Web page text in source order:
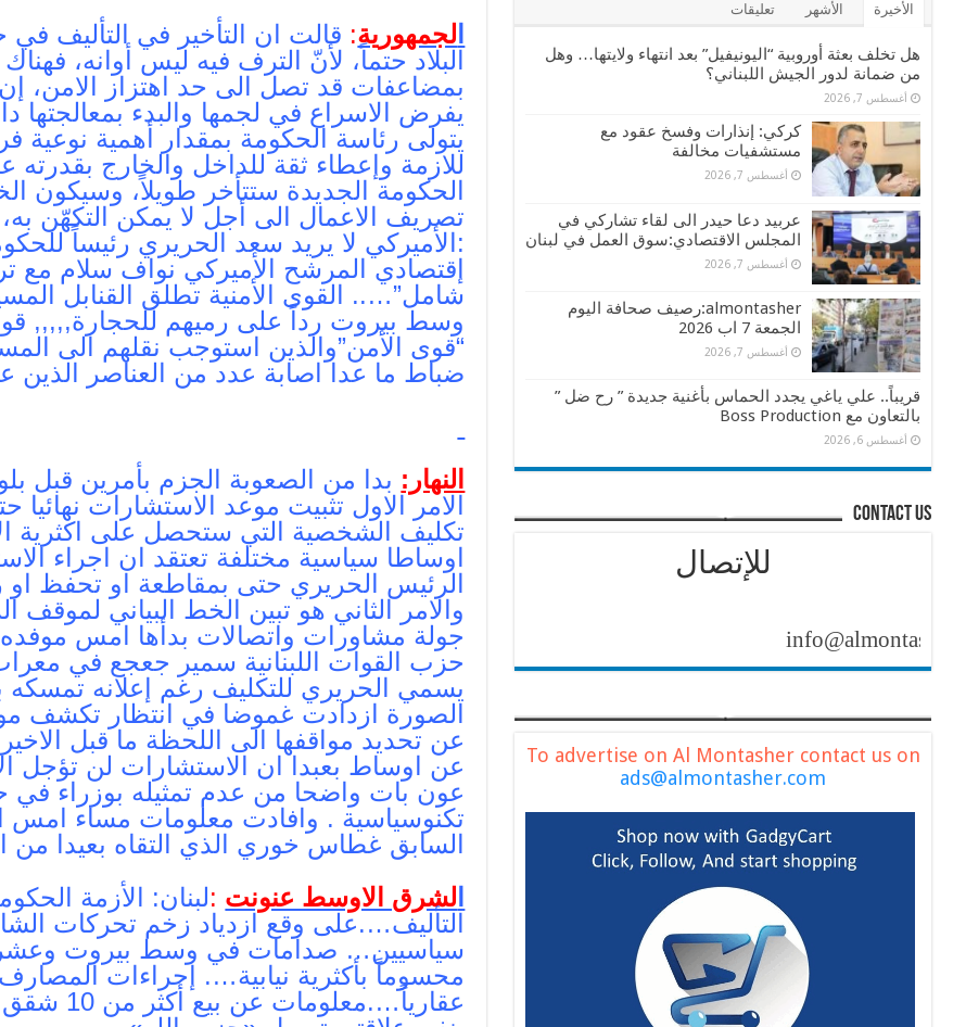
لجمهورية: قالت ان التأخير في التأليف
البلاد حتماً، لأنّ الترف فيه ليس أوانه،
بمضاعفات قد تصل الى حد اهتزاز الامن،
يفرض الاسراع في لجمها والبدء بمعالجتها
يتولى رئاسة الحكومة بمقدار أهمية
للازمة وإعطاء ثقة للداخل والخارج بقدرته
الحكومة الجديدة ستتأخر طويلاً، وسيكون
تصريف الاعمال الى أجل لا يمكن التكهّن
:الأميركي لا يريد سعد الحريري رئيساً
إقتصادي المرشح الأميركي نواف سلام مع
شامل”….. القوى الأمنية تطلق القنابل
وسط بيروت رداً على رميهم للحجارة,,,,,
ضباط ما عدا اصابة عدد من العناصر الذين
النهار: بدا من الصعوبة الجزم بأمرين قبل
الامر الاول تثبيت موعد الاستشارات
تكليف الشخصية التي ستحصل على اكثرية
اوساطا سياسية مختلفة تعتقد ان اجراء
الرئيس الحريري حتى بمقاطعة او تحفظ او
والامر الثاني هو تبين الخط البياني
جولة مشاورات واتصالات بدأها امس
حزب القوات اللبنانية سمير جعجع في
يسمي الحريري للتكليف رغم إعلانه تمسكه
الصورة ازدادت غموضا في انتظار تكشف
عن تحديد مواقفها الى اللحظة ما قبل
عن اوساط بعبدا ان الاستشارات لن تؤجل
عون بات واضحا من عدم تمثيله بوزراء
تكنوسياسية . وافادت معلومات مساء امس
السابق غطاس خوري الذي التقاه بعيدا من
لشرق الاوسط عنونت :لبنان: الأزمة
التأليف….على وقع ازدياد زخم تحركات
سياسيين… صدامات في وسط بيروت
محسوماً بأكثرية نيابية…. إجراءات المصارف
الأخيرة الأشهر تعليقات
هل تخلف بعثة أوروبية “اليونيفيل” بعد انتهاء ولايتها… وهل
من ضمانة لدور الجيش اللبناني؟
أغسطس 7, 2026
كركي: إنذارات وفسخ عقود مع
مستشفيات مخالفة
أغسطس 7, 2026
عربيد دعا حيدر الى لقاء تشاركي في
المجلس الاقتصادي:سوق العمل في لبنان
أغسطس 7, 2026
almontasher:رصيف صحافة اليوم
الجمعة 7 اب 2026
أغسطس 7, 2026
قريباً.. علي ياغي يجدد الحماس بأغنية جديدة ” رح ضل ”
بالتعاون مع Boss Production
أغسطس 6, 2026
contact us
للإتصال
info@almontasher.com
To advertise on Al Montasher contact us on
ads@almontasher.com